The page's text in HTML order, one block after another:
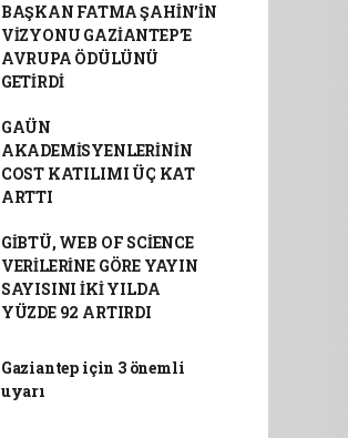
BAŞKAN FATMA ŞAHİN’İN
VİZYONU GAZİANTEP’E
AVRUPA ÖDÜLÜNÜ
GETİRDİ
GAÜN
AKADEMİSYENLERİNİN
COST KATILIMI ÜÇ KAT
ARTTI
GİBTÜ, WEB OF SCİENCE
VERİLERİNE GÖRE YAYIN
SAYISINI İKİ YILDA
YÜZDE 92 ARTIRDI
Gaziantep için 3 önemli
uyarı